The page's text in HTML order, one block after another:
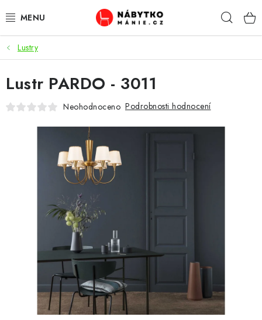
na
OBÝVACÍ POKOJ
KUCHYŇ A JÍDELNA
LOŽNICE
KANCELÁŘ / PRACOVNA
KOUPELNA A WC
CHOVATELSKÉ POTŘEBY
DOPLŇKY A DEKORACE
Lustry
Lustr PARDO - 3011
Neohodnoceno Podrobnosti hodnocení